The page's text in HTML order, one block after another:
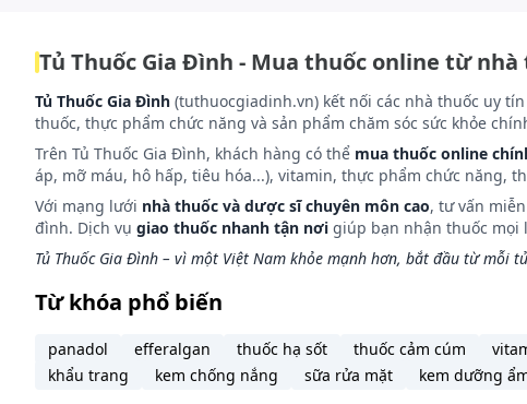
Bảo quản nơi khô mát, tránh bụi và ánh nắng trực tiếp.
Tủ Thuốc Gia Đình - Mua thuốc online từ
Tủ Thuốc Gia Đình (tuthuocgiadinh.vn) kết nối các nhà thuốc uy
thuốc, thực phẩm chức năng và sản phẩm chăm sóc sức khỏe
Trên Tủ Thuốc Gia Đình, khách hàng có thể mua thuốc online
áp, mỡ máu, hô hấp, tiêu hóa...), vitamin, thực phẩm chức năng,
Với mạng lưới nhà thuốc và dược sĩ chuyên môn cao, tư vấn
đình. Dịch vụ giao thuốc nhanh tận nơi giúp bạn nhận thuốc mọi
Tủ Thuốc Gia Đình – vì một Việt Nam khỏe mạnh hơn, bắt đầu từ mỗi
Từ khóa phổ biến
panadol efferalgan thuốc hạ sốt thuốc cảm cúm
khẩu trang
kem chống nắng sữa rửa mặt kem dưỡng